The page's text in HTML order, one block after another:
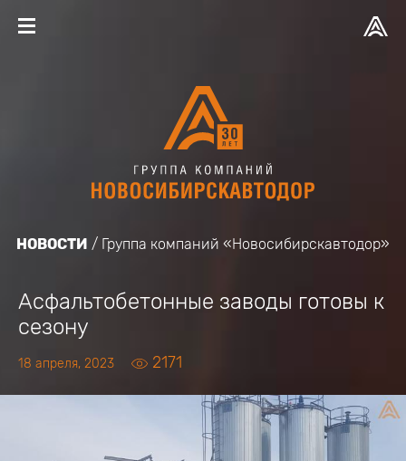
НОВОСТИ Группа компаний «Новосибирскавтодор»
Асфальтобетонные заводы готовы к
сезону
18 апреля, 2023 2171